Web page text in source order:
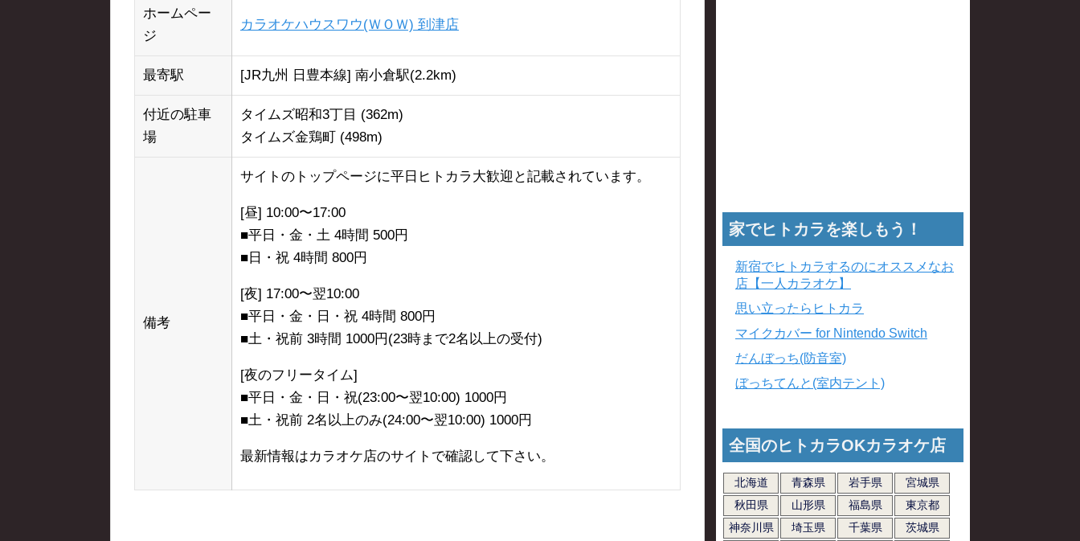
ホームペー
ジ
カラオケハウスワウ(ＷＯＷ) 到津店
最寄駅 [JR九州 日豊本線] 南小倉駅(2.2km)
付近の駐車
場
タイムズ昭和3丁目 (362m)
タイムズ金鶏町 (498m)
備考
サイトのトップページに平日ヒトカラ大歓迎と記載されています。
[昼] 10:00〜17:00
■平日・金・土 4時間 500円
■日・祝 4時間 800円
[夜] 17:00〜翌10:00
■平日・金・日・祝 4時間 800円
■土・祝前 3時間 1000円(23時まで2名以上の受付)
[夜のフリータイム]
■平日・金・日・祝(23:00〜翌10:00) 1000円
■土・祝前 2名以上のみ(24:00〜翌10:00) 1000円
最新情報はカラオケ店のサイトで確認して下さい。
家でヒトカラを楽しもう！
新宿でヒトカラするのにオススメなお
店【一人カラオケ】
思い立ったらヒトカラ
マイクカバー for Nintendo Switch
だんぼっち(防音室)
ぼっちてんと(室内テント)
全国のヒトカラOKカラオケ店
北海道 青森県 岩手県
宮城県
秋田県
山形県 福島県
東京都
神奈川県
埼玉県 千葉県
茨城県